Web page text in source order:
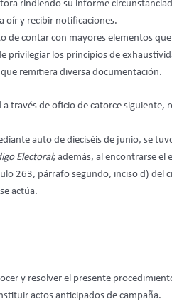
rindiendo su informe
oír y recibir notificaciones.
de contar con mayores elementos
privilegiar los principios de
remitiera diversa documentación.
través de oficio de catorce siguiente,
auto de dieciséis de junio, se
Electoral; además, al encontrarse el
263, párrafo segundo, inciso d) del
actúa.
y resolver el presente
actos anticipados de campaña.